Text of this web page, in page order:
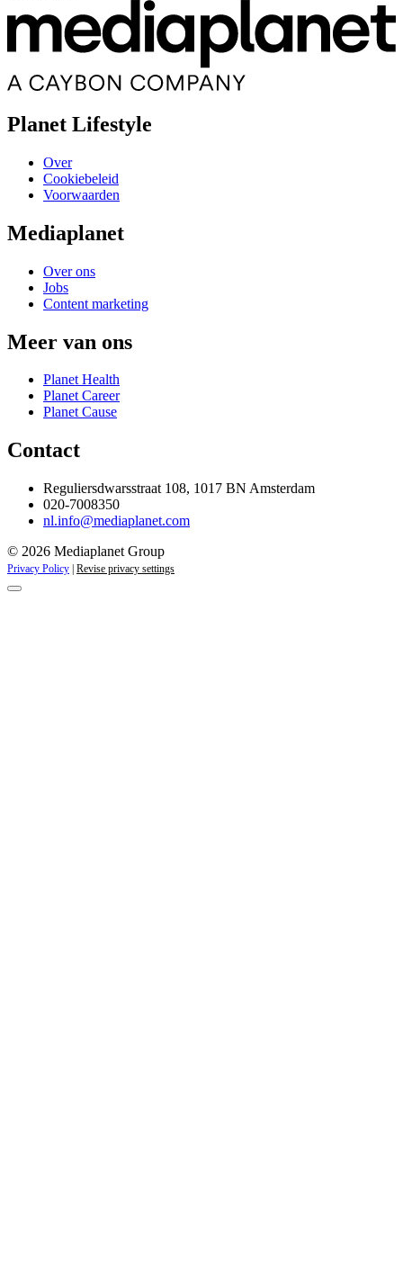
Planet Lifestyle
Over
Cookiebeleid
Voorwaarden
Mediaplanet
Over ons
Jobs
Content marketing
Meer van ons
Planet Health
Planet Career
Planet Cause
Contact
Reguliersdwarsstraat 108, 1017 BN Amsterdam
020-7008350
nl.info@mediaplanet.com
© 2026 Mediaplanet Group
Privacy Policy Revise privacy settings